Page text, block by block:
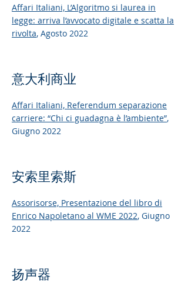
Affari Italiani, L’Algoritmo si laurea in
legge: arriva l’avvocato digitale e scatta la
rivolta, Agosto 2022
意大利商业
Affari Italiani, Referendum separazione
carriere: “Chi ci guadagna è l’ambiente”,
Giugno 2022
安索里索斯
Assorisorse, Presentazione del libro di
Enrico Napoletano al WME 2022, Giugno
2022
扬声器